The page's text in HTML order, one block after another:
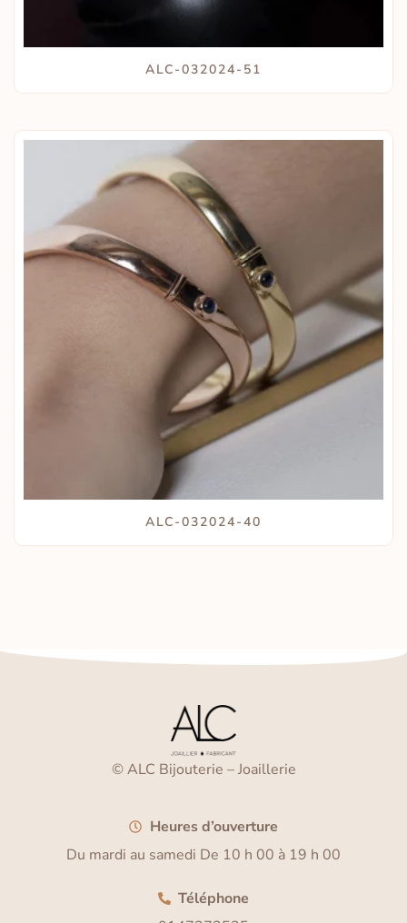
ALC-032024-51
ALC-032024-40
© ALC Bijouterie – Joaillerie
Heures d’ouverture
Du mardi au samedi De 10 h 00 à 19 h 00
Téléphone